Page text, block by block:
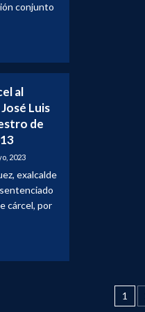
conjunto
al
Luis
de
2023
exalcalde
cárcel, por
1